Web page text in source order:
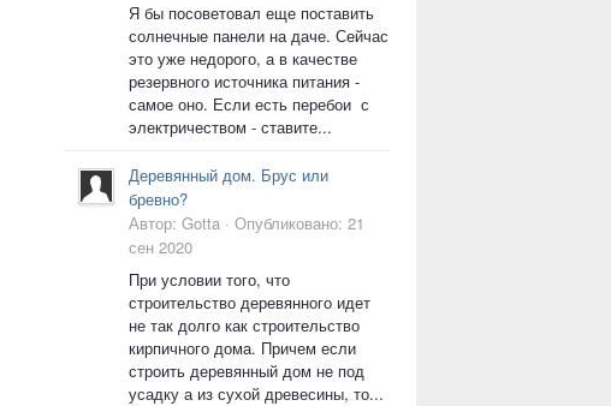
Я бы посоветовал еще поставить
солнечные панели на даче. Сейчас
это уже недорого, а в качестве
резервного источника питания -
самое оно. Если есть перебои с
электричеством - ставите...
Деревянный дом. Брус или
бревно?
Автор: Gotta · Опубликовано: 21
сен 2020
При условии того, что
строительство деревянного идет
не так долго как строительство
кирпичного дома. Причем если
строить деревянный дом не под
усадку а из сухой древесины, то...